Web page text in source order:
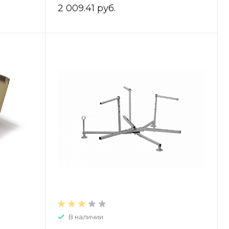
PV2532
2 009.41 руб.
В наличии